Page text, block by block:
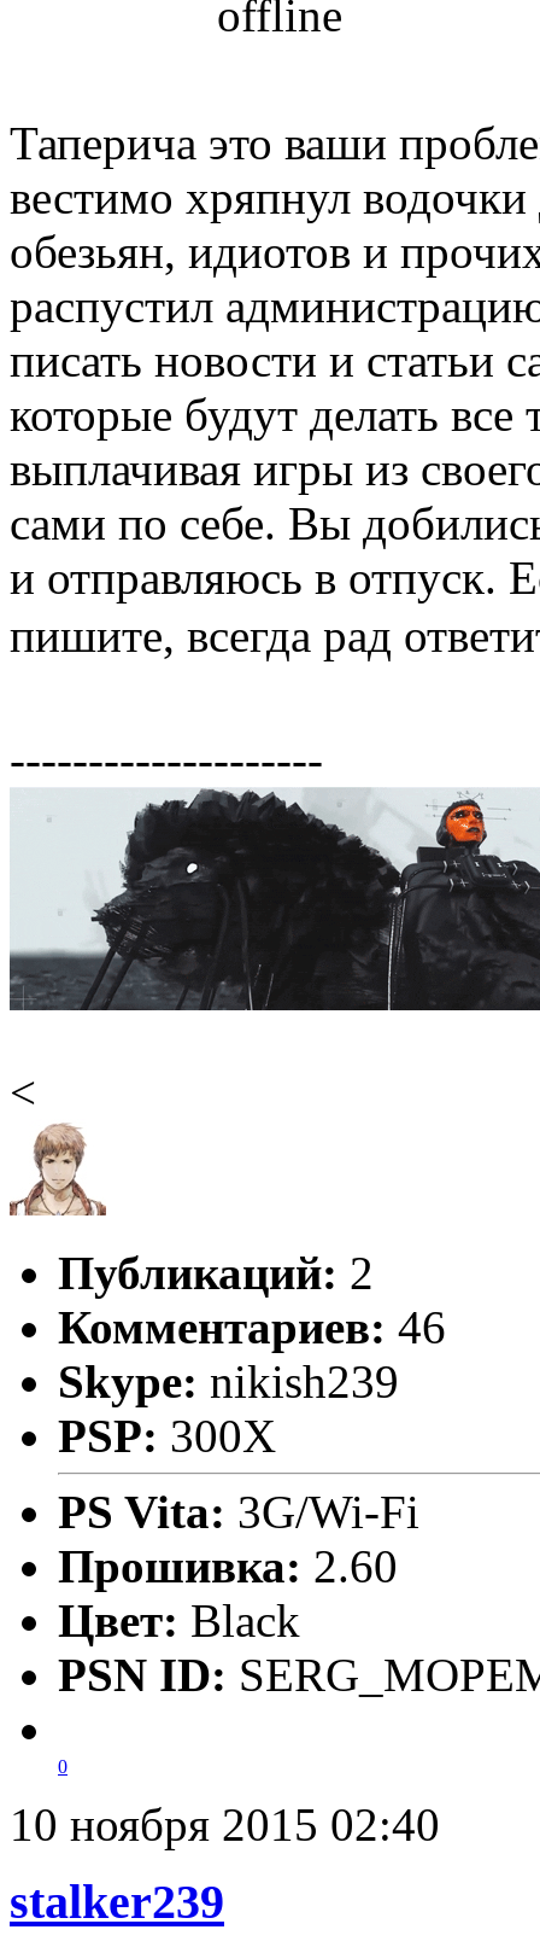
Таперича это ваши
вестимо хряпнул водочки
обезьян, идиотов и
распустил
писать новости и статьи
которые будут делать все
выплачивая игры из
сами по себе. Вы
и отправляюсь в отпуск.
пишите, всегда рад
--------------------
<
Публикаций: 2
Комментариев: 46
Skype: nikish239
PSP: 300X
PS Vita: 3G/Wi-Fi
Прошивка: 2.60
Цвет: Black
PSN ID:
0
10 ноября 2015 02:40
stalker239